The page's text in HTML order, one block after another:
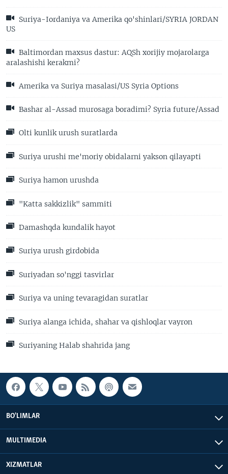
Suriya-Iordaniya va Amerika qo'shinlari/SYRIA JORDAN
US
Baltimordan maxsus dastur: AQSh xorijiy mojarolarga
aralashishi kerakmi?
Amerika va Suriya masalasi/US Syria Options
Bashar al-Assad murosaga boradimi? Syria future/Assad
Olti kunlik urush suratlarda
Suriya urushi me'moriy obidalarni yakson qilayapti
Suriya hamon urushda
"Katta sakkizlik" sammiti
Damashqda kundalik hayot
Suriya urush girdobida
Suriyadan so'nggi tasvirlar
Suriya va uning tevaragidan suratlar
Suriya alanga ichida, shahar va qishloqlar vayron
Suriyaning Halab shahrida jang
BO'LIMLAR
MULTIMEDIA
XIZMATLAR